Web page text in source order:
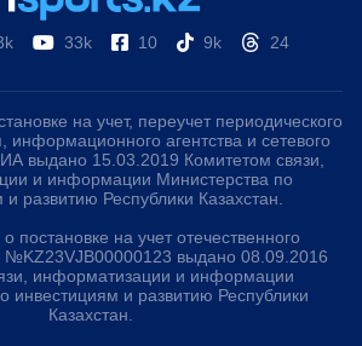
33k 10 9k 24
на учет, переучет периодического
информационного агентства и сетевого
выдано 15.03.2019 Комитетом связи,
и информации Министерства по
развитию Республики Казахстан.
постановке на учет отечественного
№KZ23VJB00000123 выдано 08.09.2016
информатизации и информации
инвестициям и развитию Республики
Казахстан.